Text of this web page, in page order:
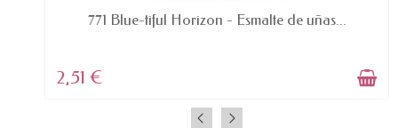
AVAILABLE
771 Blue-tiful Horizon - Esmalte de uñas...
2,51 €